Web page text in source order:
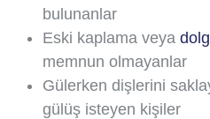
bulunanlar
Eski kaplama veya
memnun olmayanlar
Gülerken dişlerini
gülüş isteyen kişiler